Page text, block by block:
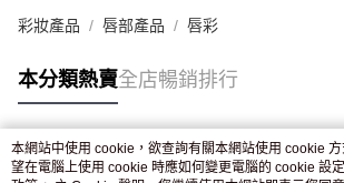
彩妝產品 唇部產品 唇彩
本分類熱賣全店暢銷排行
熱門標籤
本網站中使用 cookie，欲查詢有關本網站使用 cookie
望在電腦上使用 cookie 時應如何變更電腦的 cookie 設